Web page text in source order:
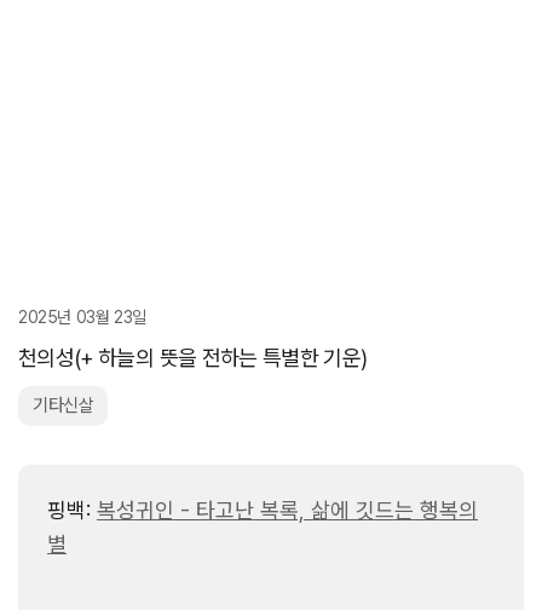
2025년 03월 23일
천의성(+ 하늘의 뜻을 전하는 특별한 기운)
기타신살
핑백: 복성귀인 - 타고난 복록, 삶에 깃드는 행복의
별